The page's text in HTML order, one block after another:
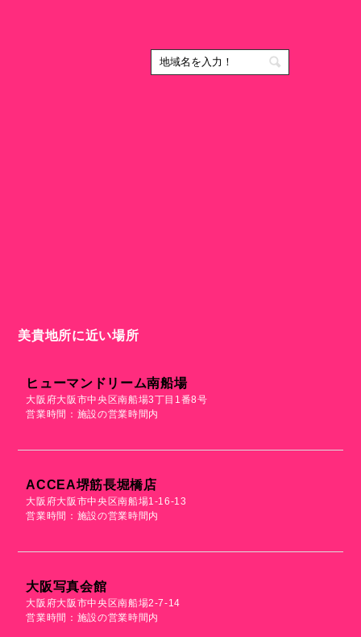
美貴地所に近い場所
ヒューマンドリーム南船場
大阪府大阪市中央区南船場3丁目1番8号
営業時間：施設の営業時間内
ACCEA堺筋長堀橋店
大阪府大阪市中央区南船場1-16-13
営業時間：施設の営業時間内
大阪写真会館
大阪府大阪市中央区南船場2-7-14
営業時間：施設の営業時間内